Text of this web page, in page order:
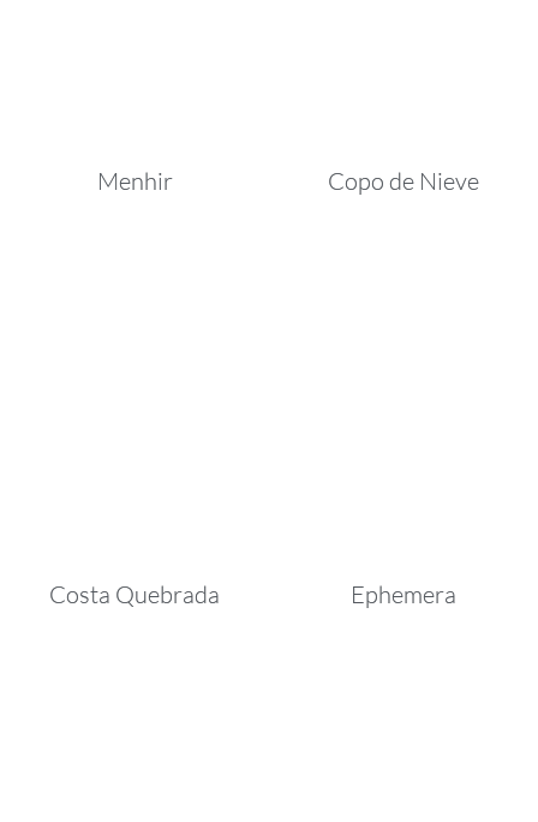
Menhir Copo de Nieve
Costa Quebrada Ephemera